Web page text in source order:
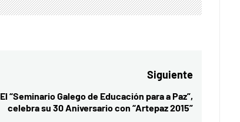
Siguiente
Entrada
El “Seminario Galego de Educación para a Paz”,
celebra su 30 Aniversario con “Artepaz 2015”